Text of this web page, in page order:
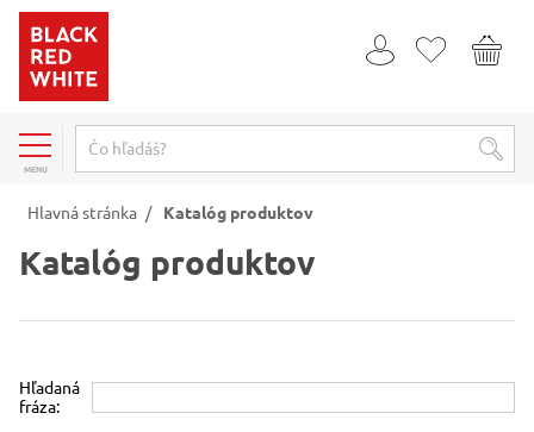
MENU
Hlavná stránka / Katalóg produktov
Katalóg produktov
Hľadaná
fráza: